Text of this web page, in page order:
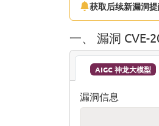
获取后续新漏洞
一、 漏洞 CVE-
AIGC 神龙大模型
漏洞信息